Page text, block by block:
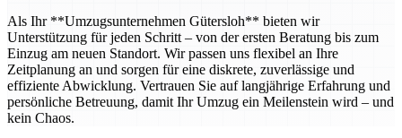
Als Ihr **Umzugsunternehmen Gütersloh** bieten wir
Unterstützung für jeden Schritt – von der ersten Beratung bis zum
Einzug am neuen Standort. Wir passen uns flexibel an Ihre
Zeitplanung an und sorgen für eine diskrete, zuverlässige und
effiziente Abwicklung. Vertrauen Sie auf langjährige Erfahrung und
persönliche Betreuung, damit Ihr Umzug ein Meilenstein wird – und
kein Chaos.